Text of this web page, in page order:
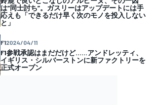
は“同士討ち”。ガスリーはアップデートには手
応えも「できるだけ早く次のモノを投入しない
と」
F12024/04/11
F1参戦承認はまだだけど……アンドレッティ、
イギリス・シルバーストンに新ファクトリーを
正式オープン